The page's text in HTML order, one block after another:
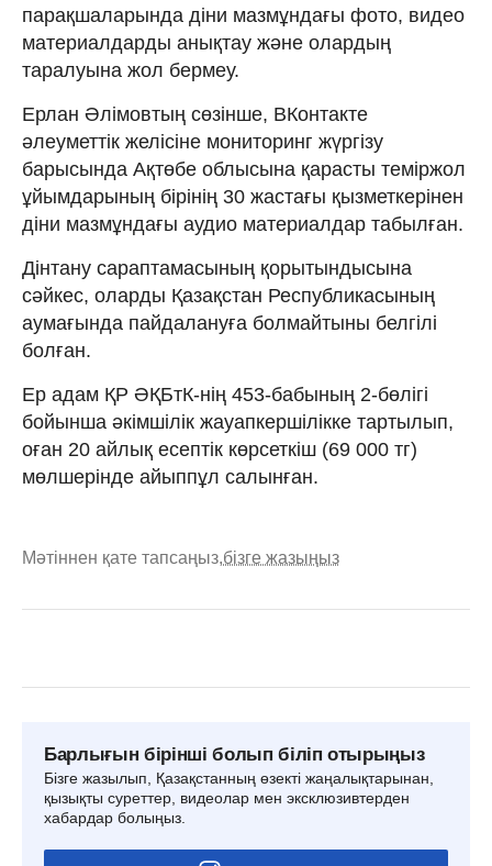
парақшаларында діни мазмұндағы фото, видео
материалдарды анықтау және олардың
таралуына жол бермеу.
Ерлан Әлімовтың сөзінше, ВКонтакте
әлеуметтік желісіне мониторинг жүргізу
барысында Ақтөбе облысына қарасты теміржол
ұйымдарының бірінің 30 жастағы қызметкерінен
діни мазмұндағы аудио материалдар табылған.
Дінтану сараптамасының қорытындысына
сәйкес, оларды Қазақстан Республикасының
аумағында пайдалануға болмайтыны белгілі
болған.
Ер адам ҚР ӘҚБтК-нің 453-бабының 2-бөлігі
бойынша әкімшілік жауапкершілікке тартылып,
оған 20 айлық есептік көрсеткіш (69 000 тг)
мөлшерінде айыппұл салынған.
Мәтіннен қате тапсаңыз,бізге жазыңыз
Барлығын бірінші болып біліп отырыңыз
Бізге жазылып, Қазақстанның өзекті жаңалықтарынан,
қызықты суреттер, видеолар мен эксклюзивтерден
хабардар болыңыз.